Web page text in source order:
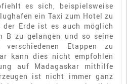
es sich, beispielsweise
ein Taxi zum Hotel zu
Erde ist es auch möglich
B zu gelangen und so seine
Etappen zu
kann dies nicht empfohlen
auf Madagaskar mithilfe
ist nicht immer ganz